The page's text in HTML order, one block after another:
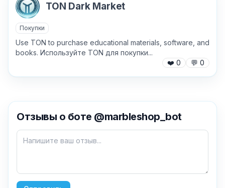
Как добавить бота?
TON Dark Market
Покупки
Use TON to purchase educational materials, software, and
books. Используйте TON для покупки...
❤️ 0 💬 0
Отзывы о боте @marbleshop_bot